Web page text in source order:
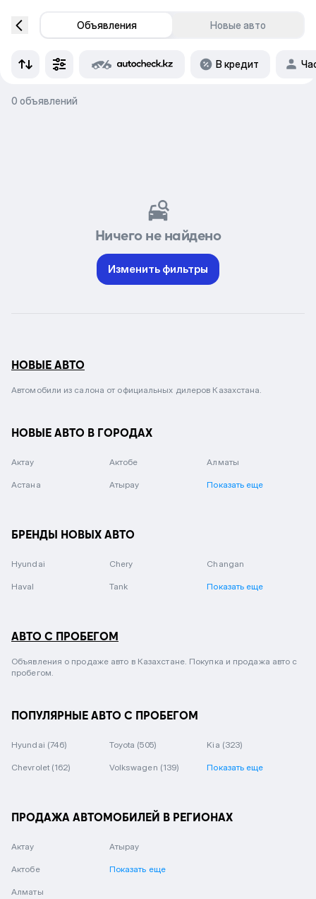
Объявления Новые авто
В кредит
0 объявлений
Ничего не найдено
Изменить фильтры
НОВЫЕ АВТО
Автомобили из салона от официальных дилеров Казахстана.
НОВЫЕ АВТО В ГОРОДАХ
Актау Актобе Алматы
Астана Атырау Показать еще
БРЕНДЫ НОВЫХ АВТО
Hyundai Chery Changan
Haval Tank Показать еще
АВТО С ПРОБЕГОМ
Объявления о продаже авто в Казахстане. Покупка и продажа авто с
пробегом.
ПОПУЛЯРНЫЕ АВТО С ПРОБЕГОМ
Hyundai (746) Toyota (505) Kia (323)
Chevrolet (162) Volkswagen (139) Показать еще
ПРОДАЖА АВТОМОБИЛЕЙ В РЕГИОНАХ
Актау
Актобе
Алматы
Атырау
Показать еще